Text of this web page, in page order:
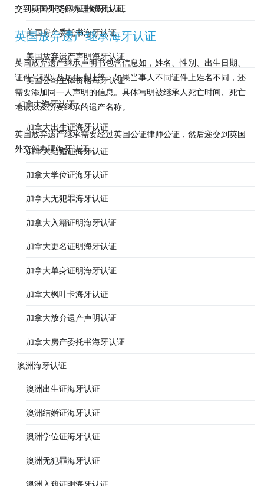
交到英国外交部办理海牙认证。
英国放弃遗产继承海牙认证
英国放弃遗产继承声明书包含信息如，姓名、性别、出生日期、
证件号码以及居住地址等。如果当事人不同证件上姓名不同，还
需要添加同一人声明的信息。具体写明被继承人死亡时间、死亡
地点以及所要继承的遗产名称。
英国放弃遗产继承需要经过英国公证律师公证，然后递交到英国
外交部办理海牙认证。
TEFL/TESOL证书海牙认证
美国房产委托书海牙认证
美国放弃遗产声明海牙认证
美国公司主体资格海牙认证
加拿大海牙认证
加拿大出生证海牙认证
加拿大结婚证海牙认证
加拿大学位证海牙认证
加拿大无犯罪海牙认证
加拿大入籍证明海牙认证
加拿大更名证明海牙认证
加拿大单身证明海牙认证
加拿大枫叶卡海牙认证
加拿大放弃遗产声明认证
加拿大房产委托书海牙认证
澳洲海牙认证
澳洲出生证海牙认证
澳洲结婚证海牙认证
澳洲学位证海牙认证
澳洲无犯罪海牙认证
澳洲入籍证明海牙认证